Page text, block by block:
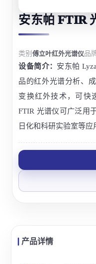
安东帕 FTIR
类别傅立叶红外光谱仪品
设备简介： 安东帕
品的红外光谱分析、
变换红外技术，可快
FTIR 光谱仪可广泛用
日化和科研实验室等应
产品详情